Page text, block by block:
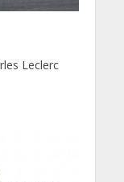
Leclerc